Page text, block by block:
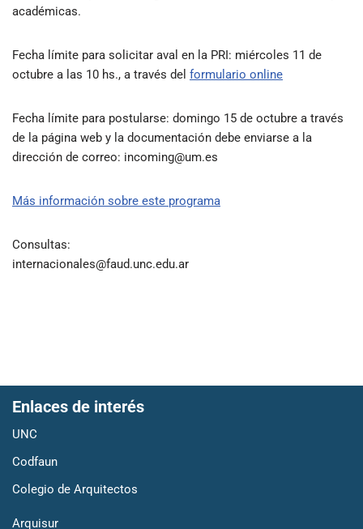
académicas.
Fecha límite para solicitar aval en la PRI: miércoles 11 de
octubre a las 10 hs., a través del formulario online
Fecha límite para postularse: domingo 15 de octubre a través
de la página web y la documentación debe enviarse a la
dirección de correo: incoming@um.es
Más información sobre este programa
Consultas:
internacionales@faud.unc.edu.ar
Enlaces de interés
UNC
Codfaun
Colegio de Arquitectos
Arquisur